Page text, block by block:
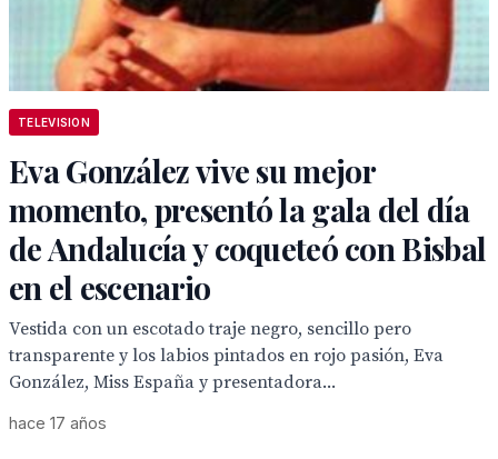
TELEVISION
Eva González vive su mejor
momento, presentó la gala del día
de Andalucía y coqueteó con Bisbal
en el escenario
Vestida con un escotado traje negro, sencillo pero
transparente y los labios pintados en rojo pasión, Eva
González, Miss España y presentadora...
hace 17 años